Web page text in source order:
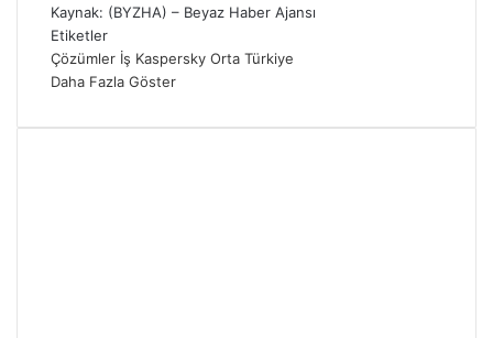
Kaynak: (BYZHA) – Beyaz Haber Ajansı
Etiketler
Çözümler İş Kaspersky Orta Türkiye
Daha Fazla Göster